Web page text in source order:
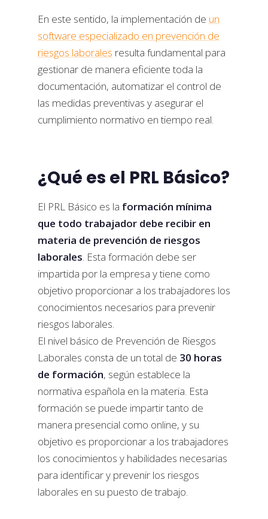
En este sentido, la implementación de un
software especializado en prevención de
riesgos laborales resulta fundamental para
gestionar de manera eficiente toda la
documentación, automatizar el control de
las medidas preventivas y asegurar el
cumplimiento normativo en tiempo real.
¿Qué es el PRL Básico?
El PRL Básico es la formación mínima
que todo trabajador debe recibir en
materia de prevención de riesgos
laborales. Esta formación debe ser
impartida por la empresa y tiene como
objetivo proporcionar a los trabajadores los
conocimientos necesarios para prevenir
riesgos laborales.
El nivel básico de Prevención de Riesgos
Laborales consta de un total de 30 horas
de formación, según establece la
normativa española en la materia. Esta
formación se puede impartir tanto de
manera presencial como online, y su
objetivo es proporcionar a los trabajadores
los conocimientos y habilidades necesarias
para identificar y prevenir los riesgos
laborales en su puesto de trabajo.